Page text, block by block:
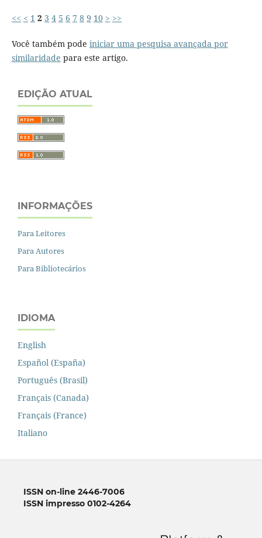
<< < 1 2 3 4 5 6 7 8 9 10 > >>
Você também pode iniciar uma pesquisa avançada por
similaridade para este artigo.
EDIÇÃO ATUAL
INFORMAÇÕES
Para Leitores
Para Autores
Para Bibliotecários
IDIOMA
English
Español (España)
Português (Brasil)
Français (Canada)
Français (France)
Italiano
ISSN on-line 2446-7006
ISSN impresso 0102-4264